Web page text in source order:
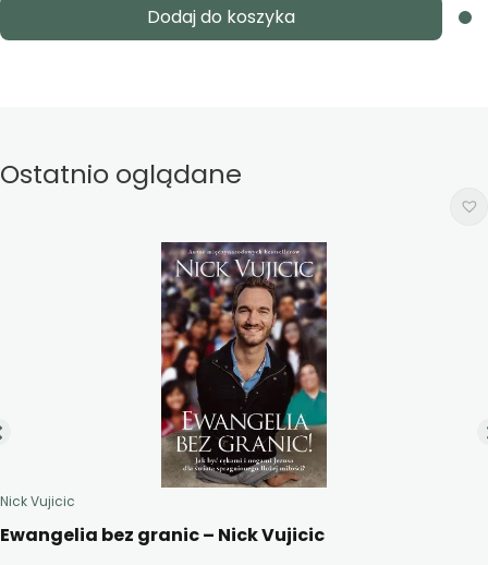
Dodaj do koszyka
Ostatnio oglądane
Nick Vujicic
Ewangelia bez granic – Nick Vujicic